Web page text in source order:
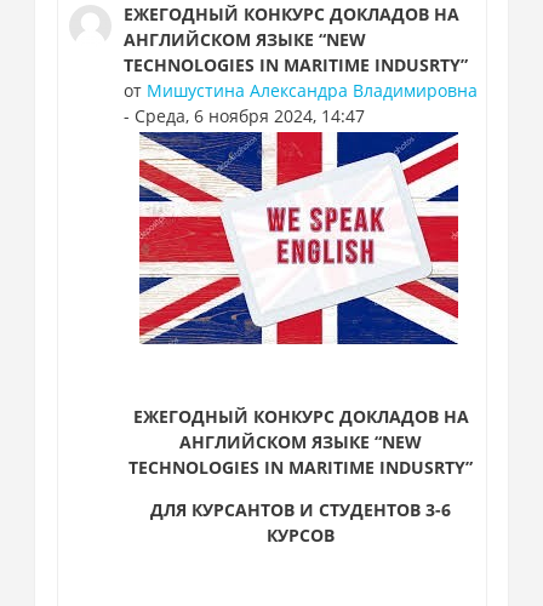
ЕЖЕГОДНЫЙ КОНКУРС ДОКЛАДОВ НА
АНГЛИЙСКОМ ЯЗЫКЕ “NEW
TECHNOLOGIES IN MARITIME INDUSRTY”
от Мишустина Александра Владимировна
- Среда, 6 ноября 2024, 14:47
ЕЖЕГОДНЫЙ КОНКУРС ДОКЛАДОВ НА
АНГЛИЙСКОМ ЯЗЫКЕ “NEW
TECHNOLOGIES IN MARITIME INDUSRTY”
ДЛЯ КУРСАНТОВ И СТУДЕНТОВ 3-6
КУРСОВ